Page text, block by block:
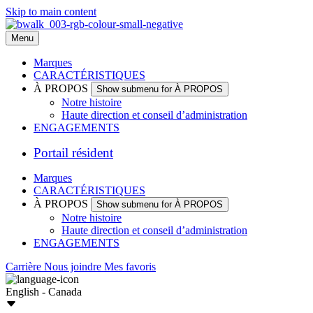
Skip to main content
Menu
Marques
CARACTÉRISTIQUES
À PROPOS
Show submenu for À PROPOS
Notre histoire
Haute direction et conseil d’administration
ENGAGEMENTS
Portail résident
Marques
CARACTÉRISTIQUES
À PROPOS
Show submenu for À PROPOS
Notre histoire
Haute direction et conseil d’administration
ENGAGEMENTS
Carrière Nous joindre Mes favoris
English - Canada